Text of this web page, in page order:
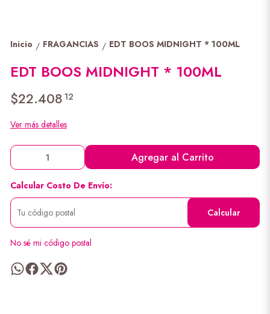
Inicio / FRAGANCIAS / EDT BOOS MIDNIGHT * 100ML
EDT BOOS MIDNIGHT * 100ML
$22.408 12
Ver más detalles
Agregar al Carrito
Calcular Costo De Envío:
Calcular
No sé mi código postal